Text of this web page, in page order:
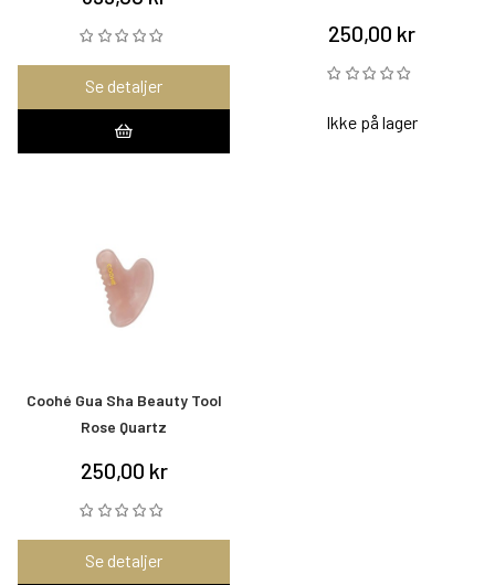
Se detaljer
250,00 kr
Ikke på lager
Coohé Gua Sha Beauty Tool
Rose Quartz
250,00 kr
Se detaljer